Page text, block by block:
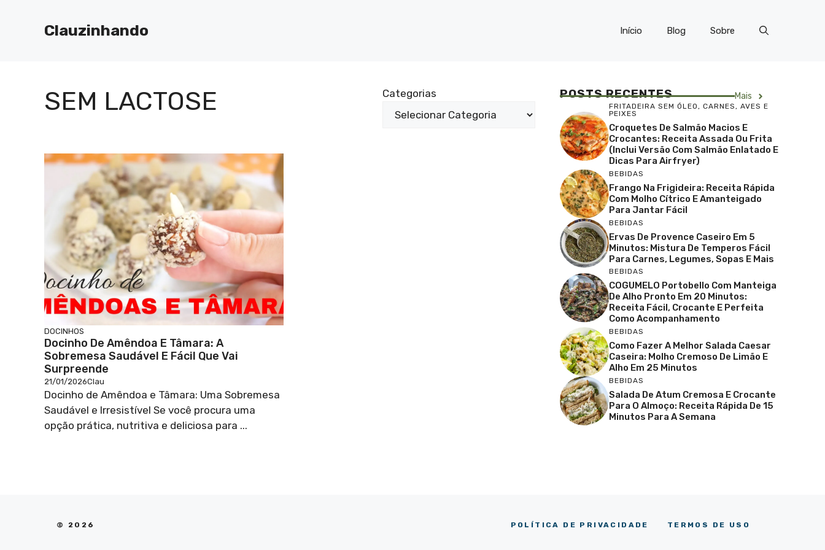
Clauzinhando Início Blog Sobre
SEM LACTOSE Categorias
DOCINHOS
Docinho De Amêndoa E Tâmara: A
Sobremesa Saudável E Fácil Que Vai
Surpreende
21/01/2026Clau
Docinho de Amêndoa e Tâmara: Uma Sobremesa
Saudável e Irresistível Se você procura uma
opção prática, nutritiva e deliciosa para ...
POSTS RECENTES Mais
FRITADEIRA SEM ÓLEO, CARNES, AVES E
PEIXES
Croquetes De Salmão Macios E
Crocantes: Receita Assada Ou Frita
(inclui Versão Com Salmão Enlatado E
Dicas Para Airfryer)
BEBIDAS
Frango Na Frigideira: Receita Rápida
Com Molho Cítrico E Amanteigado
Para Jantar Fácil
BEBIDAS
Ervas De Provence Caseiro Em 5
Minutos: Mistura De Temperos Fácil
Para Carnes, Legumes, Sopas E Mais
BEBIDAS
COGUMELO Portobello Com Manteiga
De Alho Pronto Em 20 Minutos:
Receita Fácil, Crocante E Perfeita
Como Acompanhamento
BEBIDAS
Como Fazer A Melhor Salada Caesar
Caseira: Molho Cremoso De Limão E
Alho Em 25 Minutos
BEBIDAS
Salada De Atum Cremosa E Crocante
Para O Almoço: Receita Rápida De 15
Minutos Para A Semana
© 2026 POLÍTICA DE PRIVACIDADE TERMOS DE USO